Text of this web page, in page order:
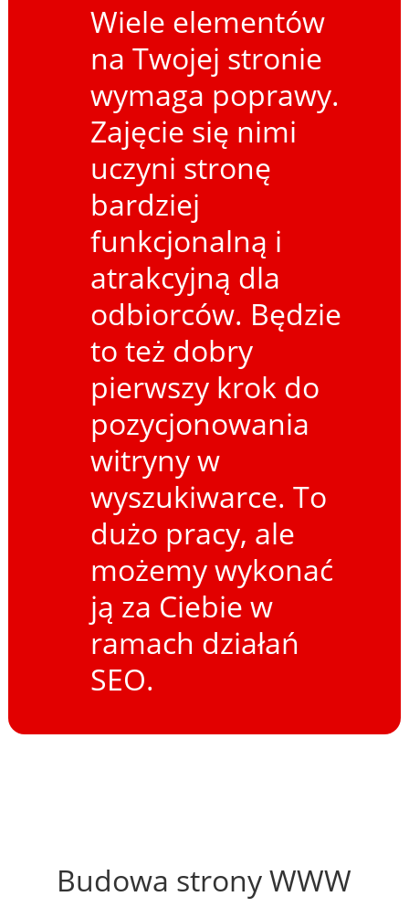
Wiele elementów
na Twojej stronie
wymaga poprawy.
Zajęcie się nimi
uczyni stronę
bardziej
funkcjonalną i
atrakcyjną dla
odbiorców. Będzie
to też dobry
pierwszy krok do
pozycjonowania
witryny w
wyszukiwarce. To
dużo pracy, ale
możemy wykonać
ją za Ciebie w
ramach działań
SEO.
Budowa strony WWW